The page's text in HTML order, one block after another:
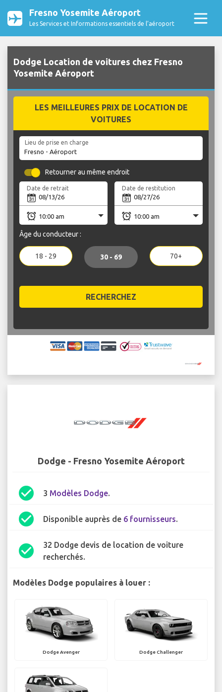
Fresno Yosemite Aéroport
Les Services et Informations essentiels de l’aéroport
Dodge Location de voitures chez Fresno
Yosemite Aéroport
LES MEILLEURES PRIX DE LOCATION DE
VOITURES
Lieu de prise en charge
Retourner au même endroit
Date de retrait Date de restitution
Âge du conducteur :
18 - 29 30 - 69 70+
RECHERCHEZ
Dodge - Fresno Yosemite Aéroport
check_circle 3 Modèles Dodge.
check_circle Disponible auprès de 6 fournisseurs.
check_circle
32 Dodge devis de location de voiture
recherchés.
Modèles Dodge populaires à louer :
Dodge Avenger Dodge Challenger